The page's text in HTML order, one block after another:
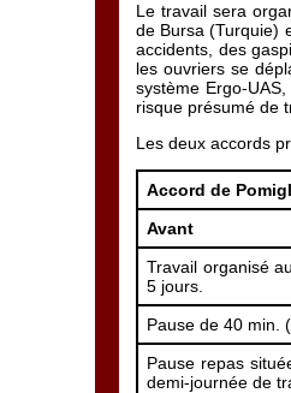
Le travail sera
de Bursa (Turquie)
accidents, des
les ouvriers se
système Ergo-
risque présumé de
Les deux accords
Accord de
Avant
Travail organisé
5 jours.
Pause de 40 min.
Pause repas
demi-journée de